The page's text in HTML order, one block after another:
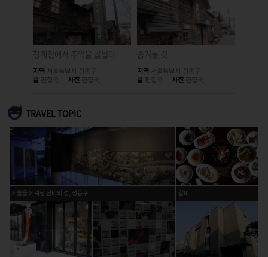
청계천에서 추억을 곱씹다
지역 서울특별시 성동구
글 편집국 사진 편집국
숨겨둔 것
지역 서울특별시 성동구
글 편집국 사진 편집국
TRAVEL TOPIC
갈비
서울을 에워싼 신비의 성, 성동구